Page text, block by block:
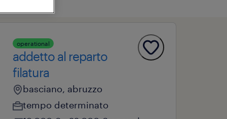
operational
addetto al reparto
filatura
basciano, abruzzo
tempo determinato